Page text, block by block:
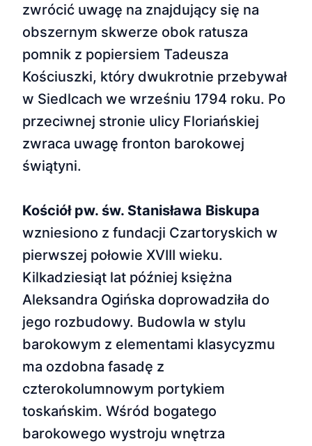
zwrócić uwagę na znajdujący się na
obszernym skwerze obok ratusza
pomnik z popiersiem Tadeusza
Kościuszki, który dwukrotnie przebywał
w Siedlcach we wrześniu 1794 roku. Po
przeciwnej stronie ulicy Floriańskiej
zwraca uwagę fronton barokowej
świątyni.
Kościół pw. św. Stanisława Biskupa
wzniesiono z fundacji Czartoryskich w
pierwszej połowie XVIII wieku.
Kilkadziesiąt lat później księżna
Aleksandra Ogińska doprowadziła do
jego rozbudowy. Budowla w stylu
barokowym z elementami klasycyzmu
ma ozdobna fasadę z
czterokolumnowym portykiem
toskańskim. Wśród bogatego
barokowego wystroju wnętrza